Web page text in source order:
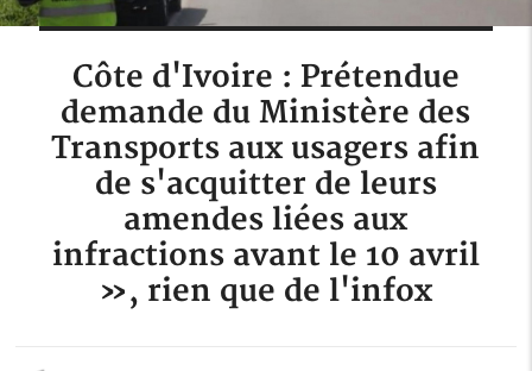
Côte d'Ivoire : Prétendue
demande du Ministère des
Transports aux usagers afin
de s'acquitter de leurs
amendes liées aux
infractions avant le 10 avril
», rien que de l'infox